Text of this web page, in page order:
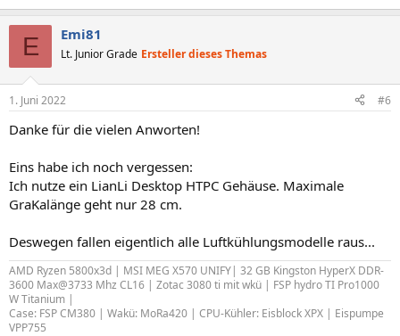
E Emi81
Lt. Junior Grade Ersteller dieses Themas
1. Juni 2022 #6
Danke für die vielen Anworten!
Eins habe ich noch vergessen:
Ich nutze ein LianLi Desktop HTPC Gehäuse. Maximale
GraKalänge geht nur 28 cm.
Deswegen fallen eigentlich alle Luftkühlungsmodelle raus...
AMD Ryzen 5800x3d | MSI MEG X570 UNIFY| 32 GB Kingston HyperX DDR-
3600 Max@3733 Mhz CL16 | Zotac 3080 ti mit wkü | FSP hydro TI Pro1000
W Titanium |
Case: FSP CM380 | Wakü: MoRa420 | CPU-Kühler: Eisblock XPX | Eispumpe
VPP755